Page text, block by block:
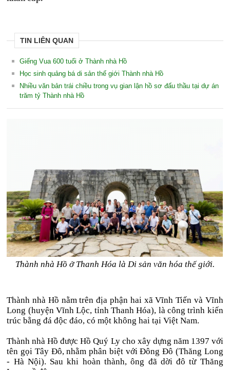
TIN LIÊN QUAN
Giếng Vua 600 tuổi ở Thành nhà Hồ
Học sinh quảng bá di sản thế giới Thành nhà Hồ
Nhiều văn bản trái chiều trong vụ gian lận hồ sơ đấu thầu tại dự án
trăm tỷ Thành nhà Hồ
Thành nhà Hồ ở Thanh Hóa là Di sản văn hóa thế giới.
Thành nhà Hồ nằm trên địa phận hai xã Vĩnh Tiến và Vĩnh
Long (huyện Vĩnh Lộc, tỉnh Thanh Hóa), là công trình kiến
trúc bằng đá độc đáo, có một không hai tại Việt Nam.
Thành nhà Hồ được Hồ Quý Ly cho xây dựng năm 1397 với
tên gọi Tây Đô, nhằm phân biệt với Đông Đô (Thăng Long
- Hà Nội). Sau khi hoàn thành, ông đã dời đô từ Thăng